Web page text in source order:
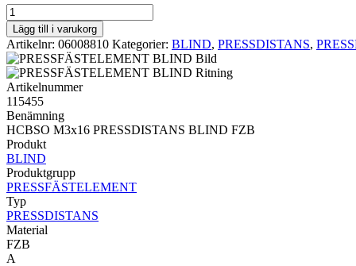
PRESSDISTANS
BLIND
HCBSO
M3x16
PRESSDISTANS
BLIND
FZB
mängd
Lägg till i varukorg
Artikelnr: 06008810 Kategorier: BLIND, PRESSDISTANS,
Artikelnummer
115455
Benämning
HCBSO M3x16 PRESSDISTANS BLIND FZB
Produkt
BLIND
Produktgrupp
PRESSFÄSTELEMENT
Typ
PRESSDISTANS
Material
FZB
A